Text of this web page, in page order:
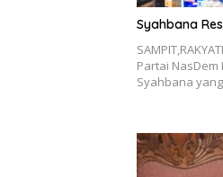
Syahbana
Partai
Syahbana